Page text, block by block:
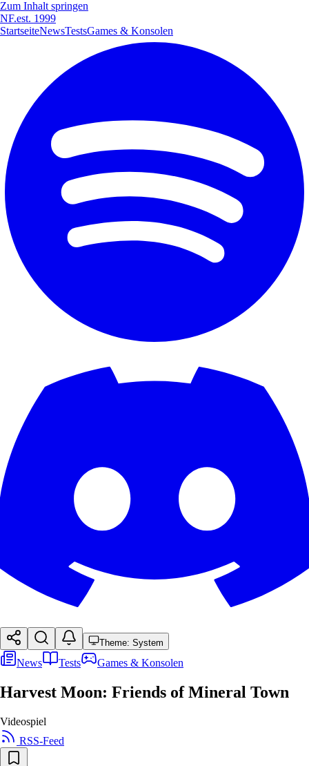
Zum Inhalt springen
NF.est. 1999
StartseiteNewsTestsGames & Konsolen
Theme: System
News Tests Games & Konsolen
Harvest Moon: Friends of Mineral Town
Videospiel
RSS-Feed